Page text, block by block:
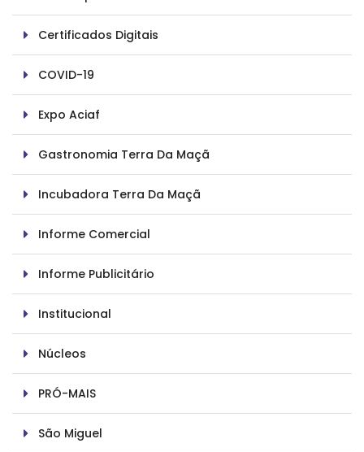
Certificados Digitais
COVID-19
Expo Aciaf
Gastronomia Terra Da Maçã
Incubadora Terra Da Maçã
Informe Comercial
Informe Publicitário
Institucional
Núcleos
PRÓ-MAIS
São Miguel